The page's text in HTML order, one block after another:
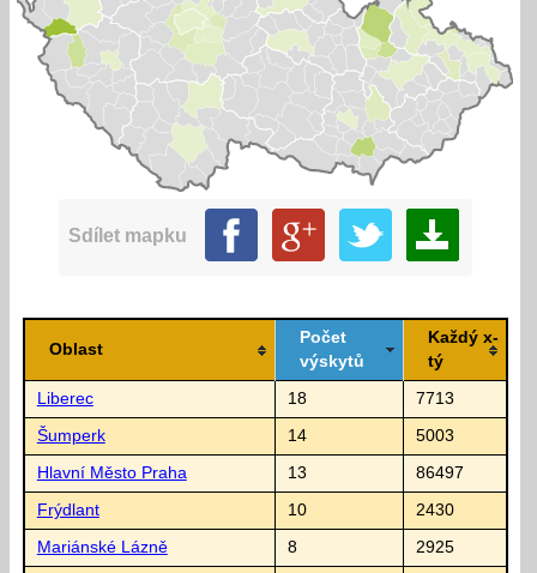
Sdílet mapku
Oblast
Počet
výskytů
Každý x-
tý
Liberec 18 7713
Šumperk 14 5003
Hlavní Město Praha 13 86497
Frýdlant 10 2430
Mariánské Lázně 8 2925